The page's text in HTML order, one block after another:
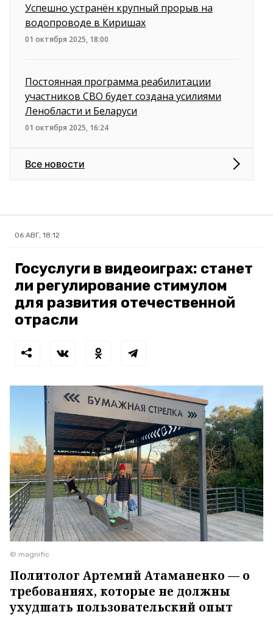
Успешно устранён крупный прорыв на
водопроводе в Киришах
01 октября 2025, 18:00
Постоянная программа реабилитации
участников СВО будет создана усилиями
Ленобласти и Беларуси
01 октября 2025, 16:24
Все новости
06 АВГ, 18:12
Госуслуги в видеоиграх: станет
ли регулирование стимулом
для развития отечественной
отрасли
© magnific
Политолог Артемий Атаманенко — о
требованиях, которые не должны
ухудшать пользовательский опыт